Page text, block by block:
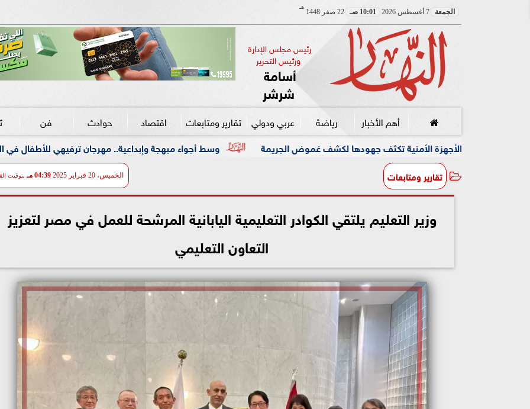
الجمعة 7 أغسطس 2026 10:01 صـ 22 صفر 1448
هـ
رئيس مجلس الإدارة
ورئيس التحرير
أسامة
شرشر
أهم الأخبار رياضة عربي ودولي تقارير ومتابعات اقتصاد حوادث فن
وسط أجواء مبهجة وإبداعية.. مهرجان ترفيهي للأطفال في الزمالك بالتعاون مع الأمنية تكثف جهودها لكشف غموض الجريمة
تقارير ومتابعات الخميس، 20 فبراير 2025 04:39 مـ بتوقيت
وزير التعليم يلتقي الكوادر التعليمية اليابانية المرشحة للعمل في مصر لتعزيز
التعاون التعليمي